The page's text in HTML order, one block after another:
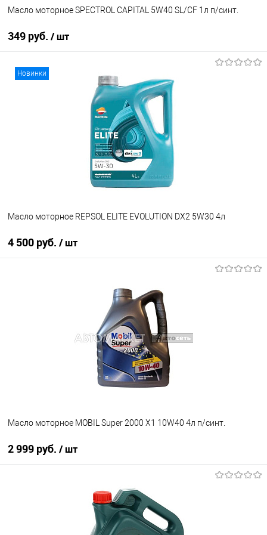
Масло моторное SPECTROL CAPITAL 5W40 SL/CF 1л п/синт.
349 руб. / шт
В наличии
Новинки
Масло моторное REPSOL ELITE EVOLUTION DX2 5W30 4л
4 500 руб. / шт
В наличии
Масло моторное MOBIL Super 2000 X1 10W40 4л п/синт.
2 999 руб. / шт
В наличии